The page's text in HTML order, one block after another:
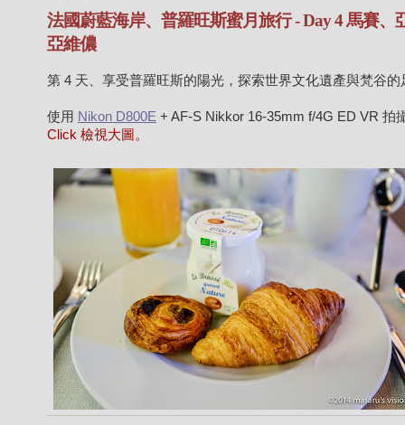
法國蔚藍海岸、普羅旺斯蜜月旅行 - Day 4 馬賽、
亞維儂
第 4 天、享受普羅旺斯的陽光，探索世界文化遺產與梵谷的
使用 Nikon D800E + AF-S Nikkor 16-35mm f/4G ED VR 拍
Click 檢視大圖。